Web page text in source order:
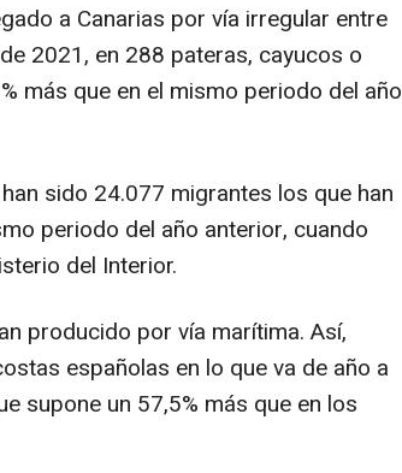
a Canarias por vía irregular entre
2021, en 288 pateras, cayucos o
más que en el mismo periodo del año
sido 24.077 migrantes los que han
periodo del año anterior, cuando
del Interior.
producido por vía marítima. Así,
españolas en lo que va de año a
supone un 57,5% más que en los